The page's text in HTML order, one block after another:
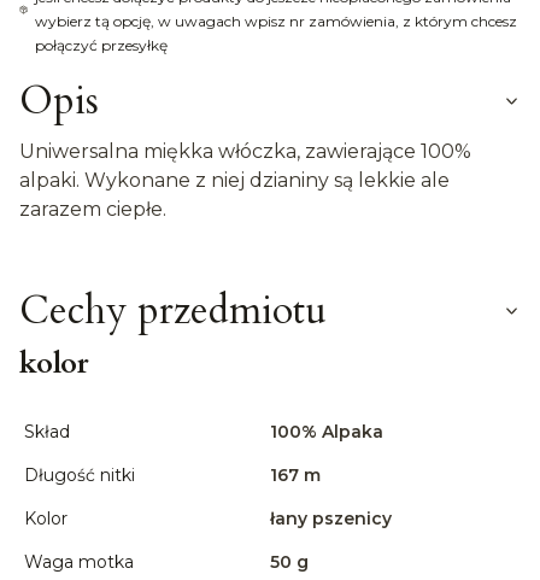
wybierz tą opcję, w uwagach wpisz nr zamówienia, z którym chcesz
połączyć przesyłkę
Opis
Uniwersalna miękka włóczka, zawierające 100%
alpaki. Wykonane z niej dzianiny są lekkie ale
zarazem ciepłe.
Cechy przedmiotu
kolor
Skład
100% Alpaka
Długość nitki
167 m
Kolor
łany pszenicy
Waga motka
50 g